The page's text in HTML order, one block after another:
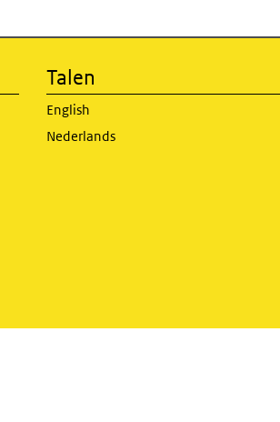
Talen
English
Nederlands